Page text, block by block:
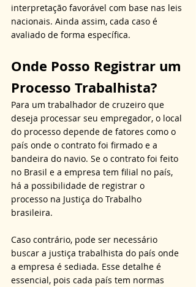
interpretação favorável com base nas leis
nacionais. Ainda assim, cada caso é
avaliado de forma específica.
Onde Posso Registrar um
Processo Trabalhista?
Para um trabalhador de cruzeiro que
deseja processar seu empregador, o local
do processo depende de fatores como o
país onde o contrato foi firmado e a
bandeira do navio. Se o contrato foi feito
no Brasil e a empresa tem filial no país,
há a possibilidade de registrar o
processo na Justiça do Trabalho
brasileira.
Caso contrário, pode ser necessário
buscar a justiça trabalhista do país onde
a empresa é sediada. Esse detalhe é
essencial, pois cada país tem normas